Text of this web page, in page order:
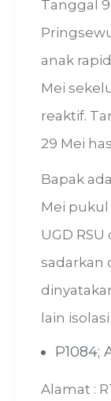
Tanggal
anak
Mei
reaktif.
29 Mei
Bapak
Mei pukul
UGD
sadarkan
lain
P1084;
Alamat :